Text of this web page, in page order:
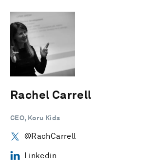
Rachel Carrell
CEO, Koru Kids
@RachCarrell
Linkedin